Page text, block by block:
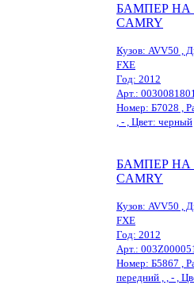
БАМПЕР НА
CAMRY
Кузов: AVV50 ,
FXE
Год: 2012
Арт.:
Номер: Б7028 ,
, - , Цвет: черный
БАМПЕР НА
CAMRY
Кузов: AVV50 ,
FXE
Год: 2012
Арт.:
Номер: Б5867 ,
передний , , - ,